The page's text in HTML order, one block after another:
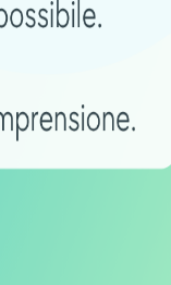
senza
la batteria
un po’ più
di motore.
ricarica: per far
quella principale,